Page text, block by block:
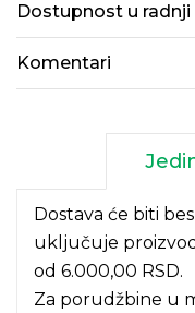
Dostupnost u radnji
Komentari
Dostava će biti
uključuje
od 6.000,00 RSD.
Za porudžbine u